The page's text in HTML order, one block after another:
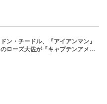
ドン・チードル、『アイアンマン』
のローズ大佐が『キャプテンアメリ